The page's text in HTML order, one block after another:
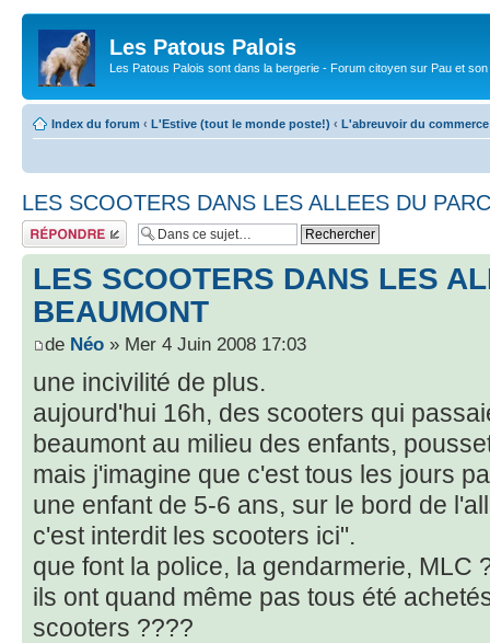
Les Patous Palois
Les Patous Palois sont dans la bergerie - Forum citoyen sur Pau et son
Index du forum ‹ L'Estive (tout le monde poste!) ‹ L'abreuvoir du commerce
LES SCOOTERS DANS LES ALLEES DU
Répondre
LES SCOOTERS DANS LES
BEAUMONT
de Néo » Mer 4 Juin 2008 17:03
une incivilité de plus.
aujourd'hui 16h, des scooters qui
beaumont au milieu des enfants,
mais j'imagine que c'est tous les jours
une enfant de 5-6 ans, sur le bord de
c'est interdit les scooters ici".
que font la police, la gendarmerie, MLC
ils ont quand même pas tous été
scooters ????